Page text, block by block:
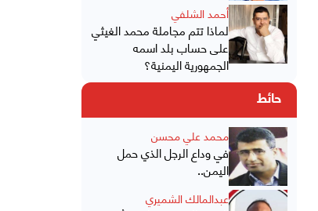
أحمد الشلفي
لماذا تتم مجاملة محمد الغيثي
على حساب بلد اسمه
الجمهورية اليمنية؟
حائط
محمد علي محسن
في وداع الرجل الذي حمل
اليمن..
عبدالمالك الشميري